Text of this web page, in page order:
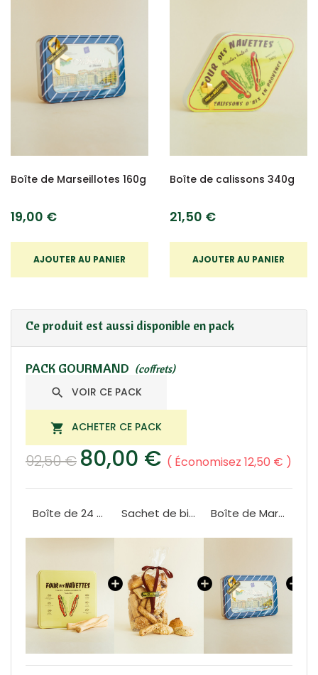
Boîte de Marseillotes 160g
19,00 €
AJOUTER AU PANIER
Boîte de calissons 340g
21,50 €
AJOUTER AU PANIER
Ce produit est aussi disponible en pack
PACK GOURMAND (coffrets)
 VOIR CE PACK
 ACHETER CE PACK
92,50 € 80,00 € Économisez 12,50 €
Sachet de biscuits 500g Boîte de Marseillotes 160g Boîte de calissons 340g